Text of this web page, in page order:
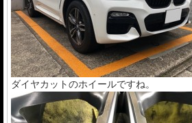
ダイヤカットのホイールですね。